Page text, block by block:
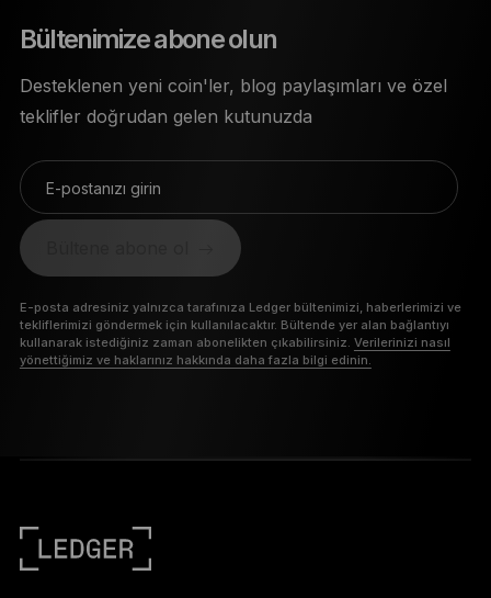
Bültenimize abone olun
Desteklenen yeni coin'ler, blog paylaşımları ve özel
teklifler doğrudan gelen kutunuzda
E-postanızı girin
E-posta adresiniz yalnızca tarafınıza Ledger bültenimizi, haberlerimizi ve
tekliflerimizi göndermek için kullanılacaktır. Bültende yer alan bağlantıyı
kullanarak istediğiniz zaman abonelikten çıkabilirsiniz. Verilerinizi nasıl
yönettiğimiz ve haklarınız hakkında daha fazla bilgi edinin.